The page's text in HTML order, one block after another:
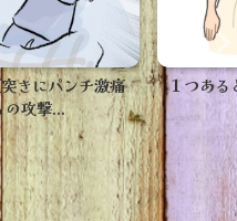
きにパンチ激痛
の攻撃...
１つある